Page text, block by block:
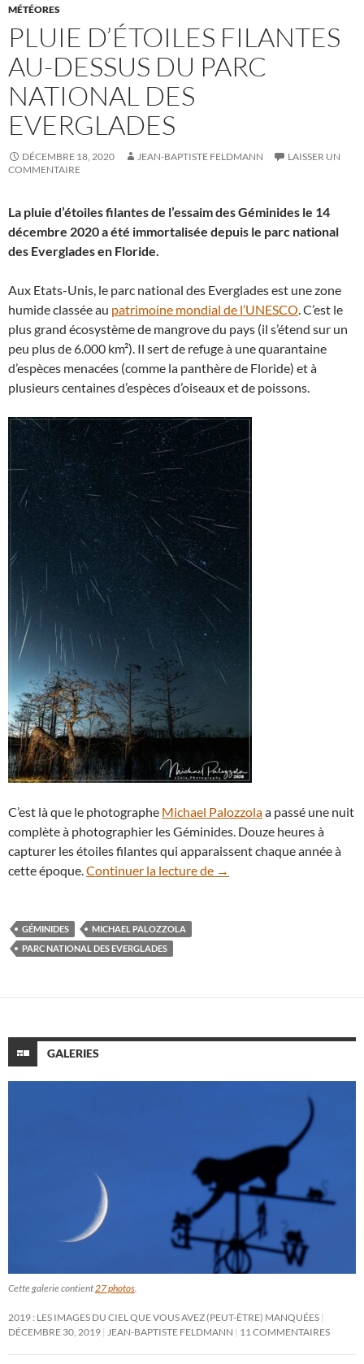
MÉTÉORES
PLUIE D’ÉTOILES FILANTES
AU-DESSUS DU PARC
NATIONAL DES
EVERGLADES
DÉCEMBRE 18, 2020 JEAN-BAPTISTE FELDMANN
LAISSER UN
COMMENTAIRE
La pluie d’étoiles filantes de l’essaim des Géminides le 14
décembre 2020 a été immortalisée depuis le parc national
des Everglades en Floride.
Aux Etats-Unis, le parc national des Everglades est une zone
humide classée au patrimoine mondial de l’UNESCO. C’est le
plus grand écosystème de mangrove du pays (il s’étend sur un
peu plus de 6.000 km²). Il sert de refuge à une quarantaine
d’espèces menacées (comme la panthère de Floride) et à
plusieurs centaines d’espèces d’oiseaux et de poissons.
C’est là que le photographe Michael Palozzolaa passé une nuit
complète à photographier les Géminides. Douze heures à
capturer les étoiles filantes qui apparaissent chaque année à
cette époque.Continuer la lecture de Pluie d’étoiles filantes
→
GÉMINIDES
MICHAEL PALOZZOLA
PARC NATIONAL DES EVERGLADES
GALERIES
Cette galerie contient 27 photos
2019 : LES IMAGES DU CIEL QUE VOUS AVEZ (PEUT-ÊTRE) MANQUÉES
DÉCEMBRE 30, 2019
JEAN-BAPTISTE FELDMANN 11 COMMENTAIRES